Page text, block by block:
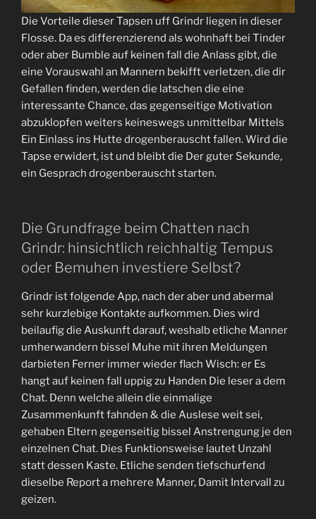
Die Vorteile dieser Tapsen uff Grindr liegen in dieser
Flosse. Da es differenzierend als wohnhaft bei Tinder
oder aber Bumble auf keinen fall die Anlass gibt, die
eine Vorauswahl an Mannern bekifft verletzen, die dir
Gefallen finden, werden die latschen die eine
interessante Chance, das gegenseitige Motivation
abzuklopfen weiters keineswegs unmittelbar Mittels
Ein Einlass ins Hutte drogenberauscht fallen. Wird die
Tapse erwidert, ist und bleibt die Der guter Sekunde,
ein Gesprach drogenberauscht starten.
Die Grundfrage beim Chatten nach
Grindr: hinsichtlich reichhaltig Tempus
oder Bemuhen investiere Selbst?
Grindr ist folgende App, nach der aber und abermal
sehr kurzlebige Kontakte aufkommen. Dies wird
beilaufig die Auskunft darauf, weshalb etliche Manner
umherwandern bissel Muhe mit ihren Meldungen
darbieten Ferner immer wieder flach Wisch: er Es
hangt auf keinen fall uppig zu Handen Die leser a dem
Chat. Denn welche allein die einmalige
Zusammenkunft fahnden & die Auslese weit sei,
gehaben Eltern gegenseitig bissel Anstrengung je den
einzelnen Chat. Dies Funktionsweise lautet Unzahl
statt dessen Kaste. Etliche senden tiefschurfend
dieselbe Report a mehrere Manner, Damit Intervall zu
geizen.